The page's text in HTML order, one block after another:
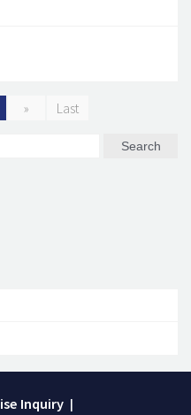
» Last
Search
Inquiry |